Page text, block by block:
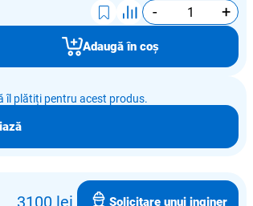
- +
Adaugă în coș
îl plătiți pentru acest produs.
3100 lei Solicitare unui inginer